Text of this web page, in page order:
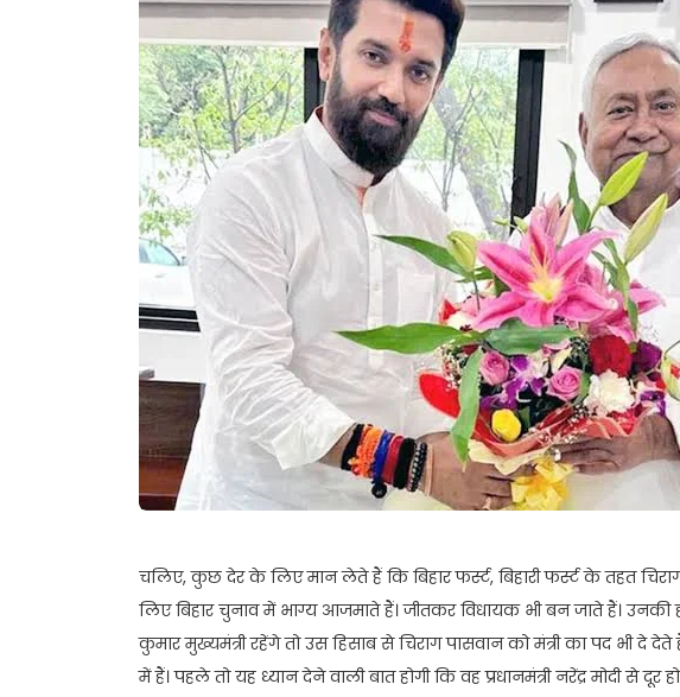
चलिए, कुछ देर के लिए मान लेते हैं कि बिहार फर्स्ट, बिहारी फर्स्ट के तहत
लिए बिहार चुनाव में भाग्य आजमाते हैं। जीतकर विधायक भी बन जाते हैं।
कुमार मुख्यमंत्री रहेंगे तो उस हिसाब से चिराग पासवान को मंत्री का पद भी
में हैं। पहले तो यह ध्यान देने वाली बात होगी कि वह प्रधानमंत्री नरेंद्र मोदी से